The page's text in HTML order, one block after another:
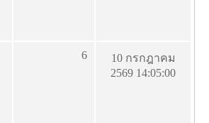
6
10 กรกฎาคม
2569 14:05:00